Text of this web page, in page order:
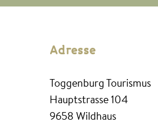
Adresse
Toggenburg Tourismus
Hauptstrasse 104
9658 Wildhaus